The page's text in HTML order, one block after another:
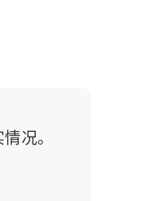
况。